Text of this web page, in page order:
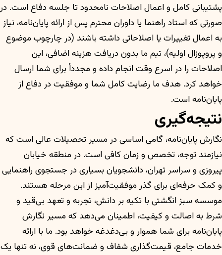
پشتیبانی کامل و اعمال اصلاحات نامحدود تا جلسه دفاع است. در
صورتی که استاد راهنما یا داوران محترم پس از ارائه پایان‌نامه، نیاز
به اعمال تغییرات یا اصلاحاتی داشته باشند (در چارچوب موضوع
و پروپوزال اولیه)، تیم ما بدون دریافت هزینه اضافی، این
اصلاحات را در اسرع وقت انجام داده و مجدداً برای شما ارسال
خواهد کرد. هدف ما رضایت کامل شما و موفقیت در دفاع از
پایان‌نامه است.
نتیجه‌گیری
نگارش پایان‌نامه، گامی اساسی در مسیر تحصیلات عالی است که
نیازمند توجه، تخصص و زمان کافی است. در منطقه خیابان
پیروزی و سراسر تهران، دانشجویان بسیاری در جستجوی راهنمایی
و کمک حرفه‌ای برای گذر موفقیت‌آمیز از این مرحله هستند.
موسسه سبز انگشتی با تکیه بر دانش، تجربه و تعهد بی‌قید و
شرط به اصالت و کیفیت، اطمینان می‌دهد که مسیر نگارش
پایان‌نامه برای شما هموار و بی‌دغدغه خواهد بود. ما با ارائه
خدمات جامع، قیمت‌گذاری شفاف و ضمانت‌های قوی، نه تنها یک